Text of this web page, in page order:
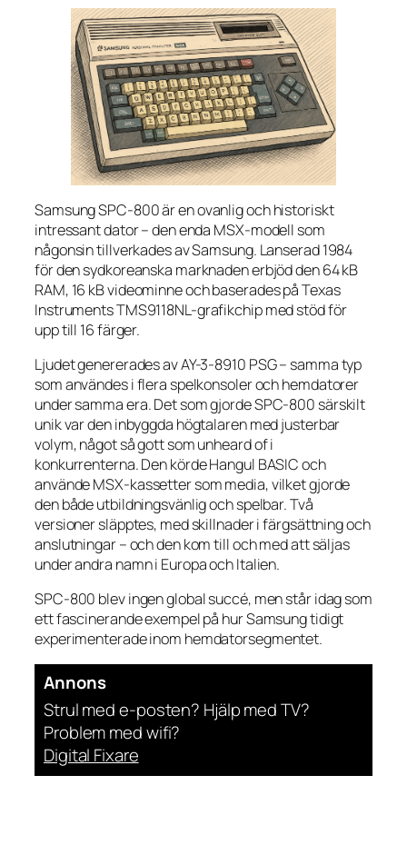
Samsung SPC-800 är en ovanlig och historiskt
intressant dator – den enda MSX-modell som
någonsin tillverkades av Samsung. Lanserad 1984
för den sydkoreanska marknaden erbjöd den 64 kB
RAM, 16 kB videominne och baserades på Texas
Instruments TMS9118NL-grafikchip med stöd för
upp till 16 färger.
Ljudet genererades av AY-3-8910 PSG – samma typ
som användes i flera spelkonsoler och hemdatorer
under samma era. Det som gjorde SPC-800 särskilt
unik var den inbyggda högtalaren med justerbar
volym, något så gott som unheard of i
konkurrenterna. Den körde Hangul BASIC och
använde MSX-kassetter som media, vilket gjorde
den både utbildningsvänlig och spelbar. Två
versioner släpptes, med skillnader i färgsättning och
anslutningar – och den kom till och med att säljas
under andra namn i Europa och Italien.
SPC-800 blev ingen global succé, men står idag som
ett fascinerande exempel på hur Samsung tidigt
experimenterade inom hemdatorsegmentet.
Annons
Strul med e-posten? Hjälp med TV?
Problem med wifi?
Digital Fixare